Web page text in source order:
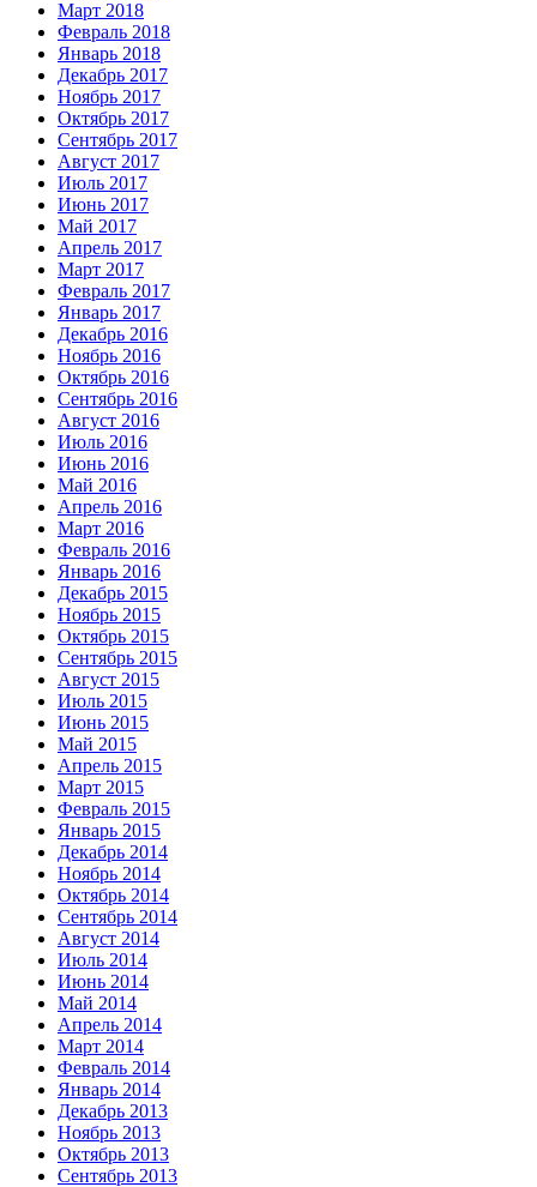
Март 2018
Февраль 2018
Январь 2018
Декабрь 2017
Ноябрь 2017
Октябрь 2017
Сентябрь 2017
Август 2017
Июль 2017
Июнь 2017
Май 2017
Апрель 2017
Март 2017
Февраль 2017
Январь 2017
Декабрь 2016
Ноябрь 2016
Октябрь 2016
Сентябрь 2016
Август 2016
Июль 2016
Июнь 2016
Май 2016
Апрель 2016
Март 2016
Февраль 2016
Январь 2016
Декабрь 2015
Ноябрь 2015
Октябрь 2015
Сентябрь 2015
Август 2015
Июль 2015
Июнь 2015
Май 2015
Апрель 2015
Март 2015
Февраль 2015
Январь 2015
Декабрь 2014
Ноябрь 2014
Октябрь 2014
Сентябрь 2014
Август 2014
Июль 2014
Июнь 2014
Май 2014
Апрель 2014
Март 2014
Февраль 2014
Январь 2014
Декабрь 2013
Ноябрь 2013
Октябрь 2013
Сентябрь 2013